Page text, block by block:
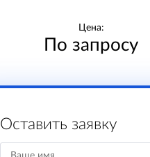
Цена:
По запросу
Оставить заявку